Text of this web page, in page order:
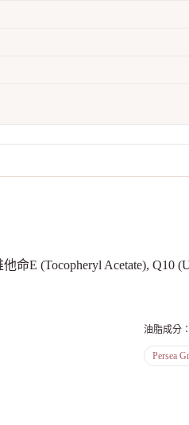
命E (Tocopheryl Acetate), Q10
油脂成分 ：
Persea